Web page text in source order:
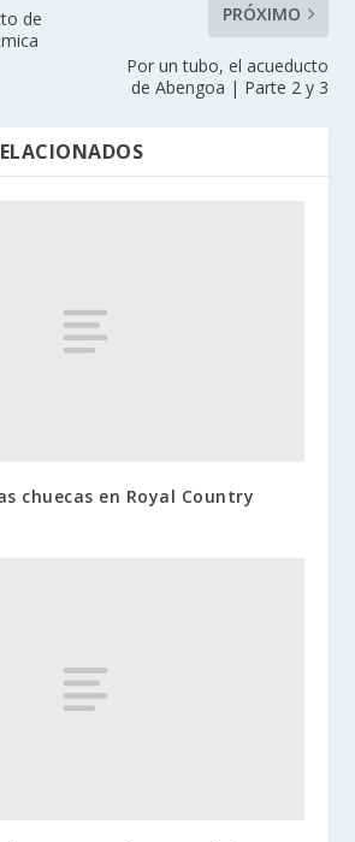
de
PRÓXIMO
Por un tubo, el acueducto
de Abengoa | Parte 2 y 3
chuecas en Royal Country